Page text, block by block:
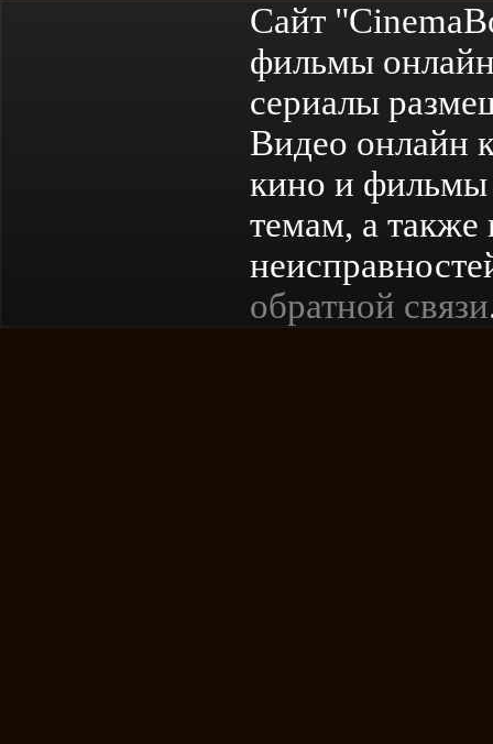
Сайт
фильмы
сериалы
Видео онлайн
кино и
темам, а
обратной связи